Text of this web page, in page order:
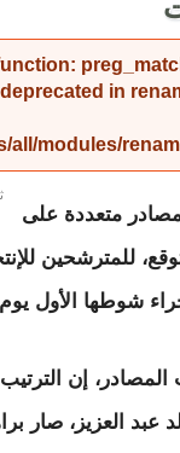
:
in
all/modules/
متعددة على
للمترشحين
شوطها الأول
إن
عبد العزيز، صار